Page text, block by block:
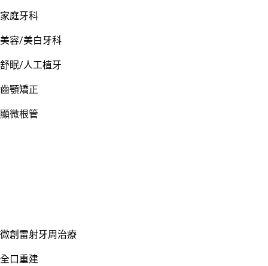
家庭牙科
美容/美白牙科
舒眠/人工植牙
齒顎矯正
顯微根管
微創雷射牙周治療
全口重建